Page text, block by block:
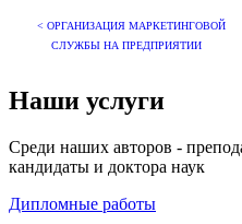
< ОРГАНИЗАЦИЯ МАРКЕТИНГОВОЙ
СЛУЖБЫ НА ПРЕДПРИЯТИИ
Наши услуги
Среди наших авторов -
кандидаты и доктора наук
Дипломные работы